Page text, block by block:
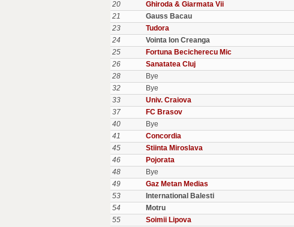
20
Ghiroda & Giarmata Vii
21
Gauss Bacau
23
Tudora
24
Vointa Ion Creanga
25
Fortuna Becicherecu Mic
26
Sanatatea Cluj
28
Bye
32
Bye
33
Univ. Craiova
37
FC Brasov
40
Bye
41
Concordia
45
Stiinta Miroslava
46
Pojorata
48
Bye
49
Gaz Metan Medias
53
International Balesti
54
Motru
55
Soimii Lipova